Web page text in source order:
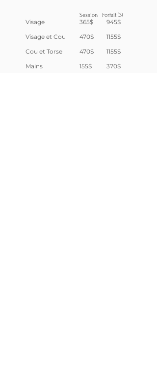
Session Forfait (3)
Visage
Visage et Cou
Cou et Torse
Mains
365$
470$
470$
155$
945$
1155$
1155$
370$